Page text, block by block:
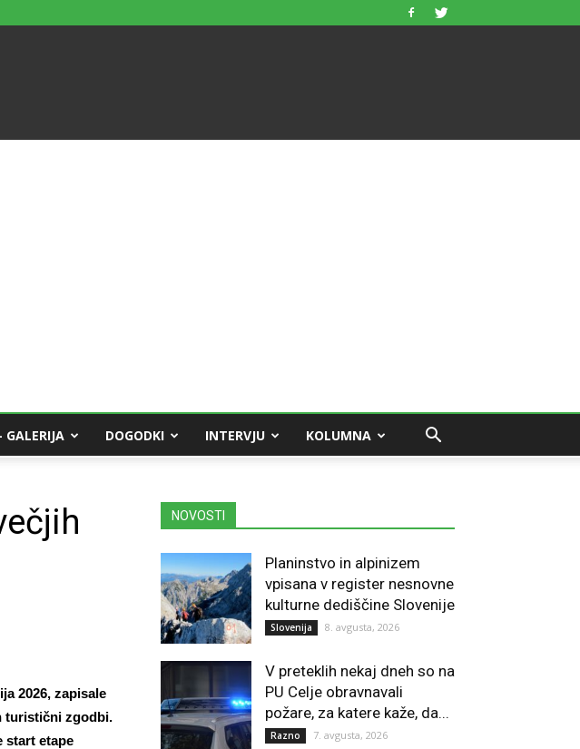
GALERIJA DOGODKI INTERVJU KOLUMNA
2026, zapisale
turistični zgodbi.
start etape
NOVOSTI
Planinstvo in alpinizem
vpisana v register nesnovne
kulturne dediščine Slovenije
Slovenija 8. avgusta, 2026
V preteklih nekaj dneh so na
PU Celje obravnavali
požare, za katere kaže, da...
Razno 7. avgusta, 2026